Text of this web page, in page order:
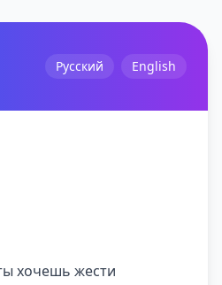
Русский English
хочешь жести